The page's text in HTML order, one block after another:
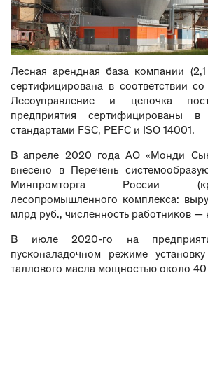
Лесная арендная база компании
сертифицирована в соответствии со
Лесоуправление и цепочка
предприятия сертифицированы в
стандартами FSC, PEFC и ISO 14001.
В апреле 2020 года АО «Монди
внесено в Перечень
Минпромторга России
лесопромышленного комплекса:
млрд руб., численность работников —
В июле 2020-го на
пусконаладочном режиме
таллового масла мощностью около 40